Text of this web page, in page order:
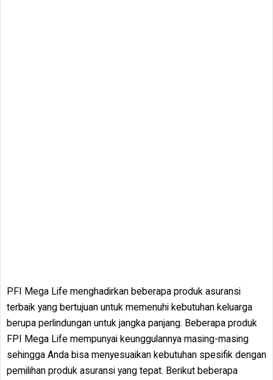
PFI Mega Life menghadirkan beberapa produk asuransi
terbaik yang bertujuan untuk memenuhi kebutuhan keluarga
berupa perlindungan untuk jangka panjang. Beberapa produk
FPI Mega Life mempunyai keunggulannya masing-masing
sehingga Anda bisa menyesuaikan kebutuhan spesifik dengan
pemilihan produk asuransi yang tepat. Berikut beberapa